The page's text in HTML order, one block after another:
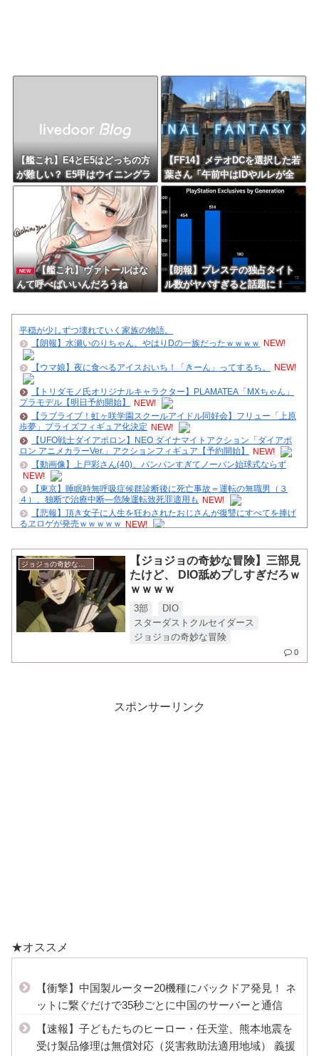
【艦これ】E4とE5はどっちの方
が難しい？ E5甲はウイニングラ
ンって聞いたんだけど
【FF14】メテオDCを選択した若
葉さん「午前中はIDやルレが全
然マッチしない…」→DCトラベ
ルやリージョン内フリーマッチ
化で気にならなくなるぞ！
NEW
【艦これ】ヴァトールはな
んて呼べばいいんだろうね
【朗報】プレステの独占タイト
ル数がヤバすぎると話題に！
平穏が少しずつ壊れていく家族の物語。
【朗報】水瀬いのりちゃん、やはりDの一族だったｗｗｗｗ
NEW!
【ウマ娘】夜に食べるアイスおいち！「きーん」ってするち。 NEW!
【トリダモノ氏オリジナルキャラクター】PLAMATEA「MXちゃん」
プラモデル【明日予約開始】
NEW!
【ラブライブ！虹ヶ咲学園スクールアイドル同好会】フリュー「上原
歩夢」プライズフィギュア化決定 NEW!
【UFO戦士ダイアポロン】NEO ダイナマイトアクション「ダイアポ
ロン アニメカラーVer.」アクションフィギュア【予約開始】
NEW!
【動画像】上戸彩さん(40)、パンパンすぎてノーバン始球式ならず
NEW!
【東京】睡眠時無呼吸症候群診断後に死亡事故＝運転の無職男（３
４）、独断で治療中断―危険運転致死罪適用も NEW!
【悲報】頂き女子に人生を狂わされたおじさんが復讐にすべてを捧げ
るヱロゲが発売ｗｗｗｗｗ NEW!
らｗｗｗ NEW!
【にじさんじ】本日20時から、ののはとあゆゆでコラボ！
NEW!
【衝撃】ドラゴンボールの天下一武道会、やっぱりヤラセだったｗｗ
NEW!
【復活予告】管理人、クダクダ
【画像】NARUTO三大謎の一つ、「羅生門」とは一体何だったの
か！？
舌を絡ませて、唾液交換して── ちゅっちゅしながらの濃厚エッ画像♪
ジャンプで綺麗に終わった名作ないよな
【ハンターハンター】再登場するかな
【ジョジョの奇妙な冒険】三部見
たけど、 DIO舐めプしすぎだろｗ
ｗｗｗｗ
3部
DIO
スターダストクルセイダース
ジョジョの奇妙な冒険
0
スポンサーリンク
★オススメ
【衝撃】中国製ルーター20機種にバックドア発見！ ネ
ットに繋ぐだけで35秒ごとに中国のサーバーと通信
【速報】子どもたちのヒーロー・任天堂、熊本地震を
受け製品修理は無償対応（災害救助法適用地域） 義援